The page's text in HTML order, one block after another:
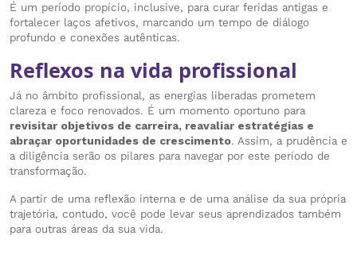
É um período propício, inclusive, para curar feridas antigas e
fortalecer laços afetivos, marcando um tempo de diálogo
profundo e conexões autênticas.
Reflexos na vida profissional
Já no âmbito profissional, as energias liberadas prometem
clareza e foco renovados. É um momento oportuno para
revisitar objetivos de carreira, reavaliar estratégias e
abraçar oportunidades de crescimento. Assim, a prudência e
a diligência serão os pilares para navegar por este período de
transformação.
A partir de uma reflexão interna e de uma análise da sua própria
trajetória, contudo, você pode levar seus aprendizados também
para outras áreas da sua vida.